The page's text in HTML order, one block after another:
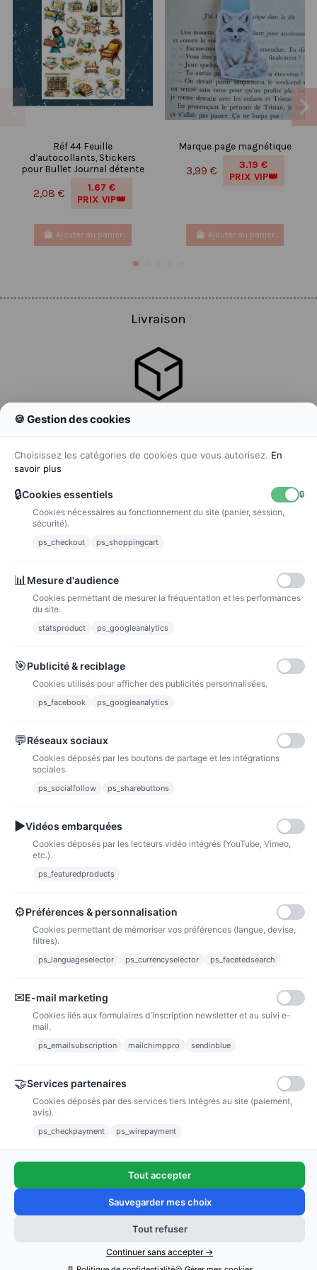
Ajouter au panier
Réf 44 Feuille
d’autocollants, Stickers
pour Bullet Journal détente
2,08 €
1.67 €
PRIX VIP👑
Ajouter au panier
Marque page magnétique
3,99 €
3.19 €
PRIX VIP👑
Ajouter au panier
Livraison
La poste
Paiements sécurisés via paypal et paypal 4 fois sans frais
Fidélité
bons de réductions.
Notre société
Nous suivre
Newsletter
Voir tous les avis boutique
Copyright © 2011 - 2025 / poussieredestoiles.fr
🍪 Gestion des cookies
Choisissez les catégories de cookies que vous autorisez. En
savoir plus
🔒Cookies essentiels
🔒
Cookies nécessaires au fonctionnement du site (panier, session,
sécurité).
ps_checkout ps_shoppingcart
📊 Mesure d'audience
Cookies permettant de mesurer la fréquentation et les performances
du site.
statsproduct ps_googleanalytics
🎯Publicité & reciblage
Cookies utilisés pour afficher des publicités personnalisées.
ps_facebook ps_googleanalytics
💬Réseaux sociaux
Cookies déposés par les boutons de partage et les intégrations
sociales.
ps_socialfollow ps_sharebuttons
▶Vidéos embarquées
Cookies déposés par les lecteurs vidéo intégrés (YouTube, Vimeo,
etc.).
ps_featuredproducts
⚙Préférences & personnalisation
Cookies permettant de mémoriser vos préférences (langue, devise,
filtres).
ps_languageselector ps_currencyselector ps_facetedsearch
✉E-mail marketing
Cookies liés aux formulaires d'inscription newsletter et au suivi e-
mail.
ps_emailsubscription mailchimppro sendinblue
🤝Services partenaires
Cookies déposés par des services tiers intégrés au site (paiement,
avis).
ps_checkpayment ps_wirepayment
Tout accepter
Sauvegarder mes choix
Tout refuser
Continuer sans accepter →